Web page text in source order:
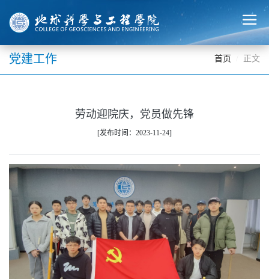
党建工作 首页 正文
劳动迎院庆，党员做先锋
[发布时间：2023-11-24]